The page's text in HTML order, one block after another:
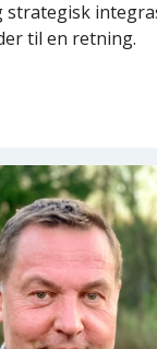
strategisk
til en retning.